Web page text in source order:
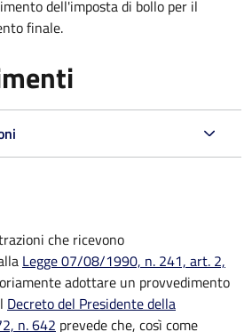
dell'imposta di bollo per il
finale.
che ricevono
Legge 07/08/1990, n. 241, art. 2,
adottare un provvedimento
Decreto del Presidente della
n. 642 prevede che, così come